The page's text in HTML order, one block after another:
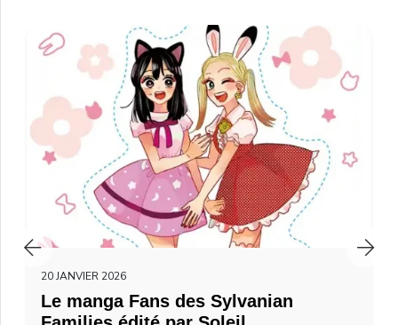
20 JANVIER 2026
Le manga Fans des Sylvanian